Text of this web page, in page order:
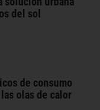
del sol
de consumo
olas de calor